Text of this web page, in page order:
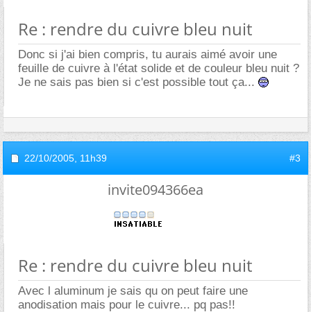
Re : rendre du cuivre bleu nuit
Donc si j'ai bien compris, tu aurais aimé avoir une
feuille de cuivre à l'état solide et de couleur bleu nuit ?
Je ne sais pas bien si c'est possible tout ça...
22/10/2005, 11h39 #3
invite094366ea
Re : rendre du cuivre bleu nuit
Avec l aluminum je sais qu on peut faire une
anodisation mais pour le cuivre... pq pas!!